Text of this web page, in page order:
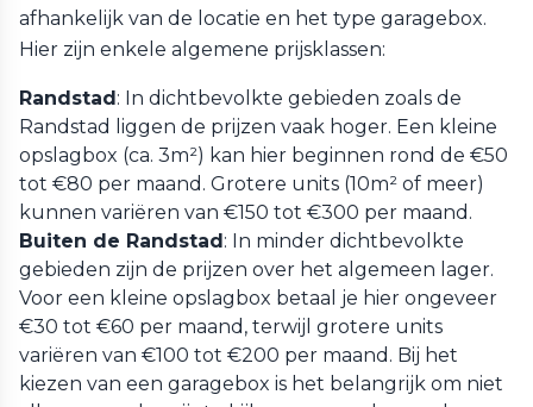
afhankelijk van de locatie en het type garagebox.
Hier zijn enkele algemene prijsklassen:
Randstad: In dichtbevolkte gebieden zoals de
Randstad liggen de prijzen vaak hoger. Een kleine
opslagbox (ca. 3m²) kan hier beginnen rond de €50
tot €80 per maand. Grotere units (10m² of meer)
kunnen variëren van €150 tot €300 per maand.
Buiten de Randstad: In minder dichtbevolkte
gebieden zijn de prijzen over het algemeen lager.
Voor een kleine opslagbox betaal je hier ongeveer
€30 tot €60 per maand, terwijl grotere units
variëren van €100 tot €200 per maand. Bij het
kiezen van een garagebox is het belangrijk om niet